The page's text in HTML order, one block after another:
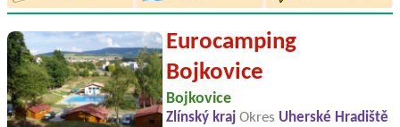
Eurocamping
Bojkovice
Bojkovice
Zlínský kraj Okres Uherské Hradiště